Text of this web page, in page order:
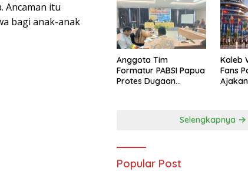
Ancaman itu
bagi anak-anak
Anggota Tim
Formatur PABSI Papua
Protes Dugaan
Kaleb
Fans
Selengkapnya
Popular Post